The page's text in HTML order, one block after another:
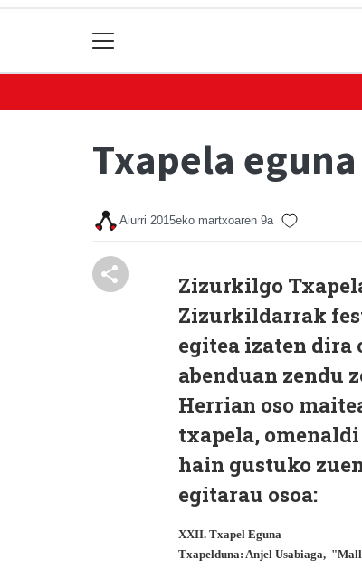
Txapela
Aiurri 2015eko martxoaren 9a
Zizurkilgo
Zizurkildarrak
egitea izaten dira
abenduan zendu
Herrian oso
txapela,
hain gustuko
egitarau osoa:
XXII. Txapel Eguna
Txapelduna: Anjel Usabiaga,